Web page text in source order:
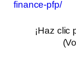
finance-pfp/
¡Haz clic